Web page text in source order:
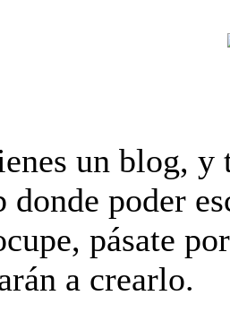
un blog,
donde poder
pásate
a crearlo.